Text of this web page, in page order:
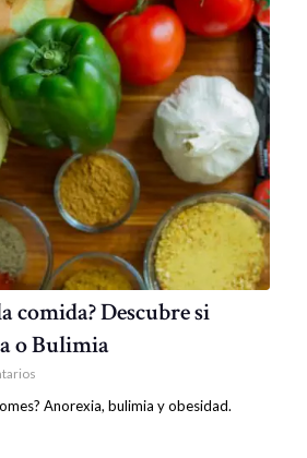
comida? Descubre si
o Bulimia
Anorexia, bulimia y obesidad.